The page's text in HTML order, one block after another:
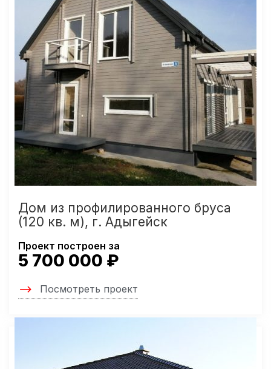
Дом из профилированного бруса
(120 кв. м), г. Адыгейск
Проект построен за
5 700 000 ₽
Посмотреть проект